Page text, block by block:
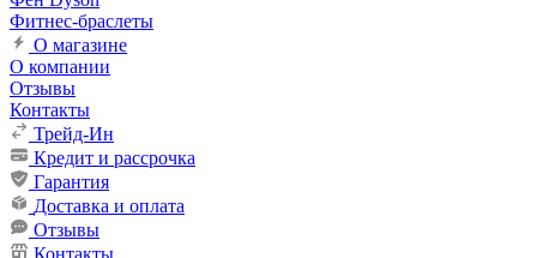
Фитнес-браслеты
О магазине
О компании
Отзывы
Контакты
Трейд-Ин
Кредит и рассрочка
Гарантия
Доставка и оплата
Отзывы
Контакты